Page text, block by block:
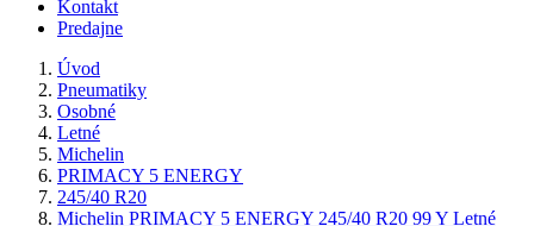
Kontakt
Predajne
Úvod
Pneumatiky
Osobné
Letné
Michelin
PRIMACY 5 ENERGY
245/40 R20
Michelin PRIMACY 5 ENERGY 245/40 R20 99 Y Letné